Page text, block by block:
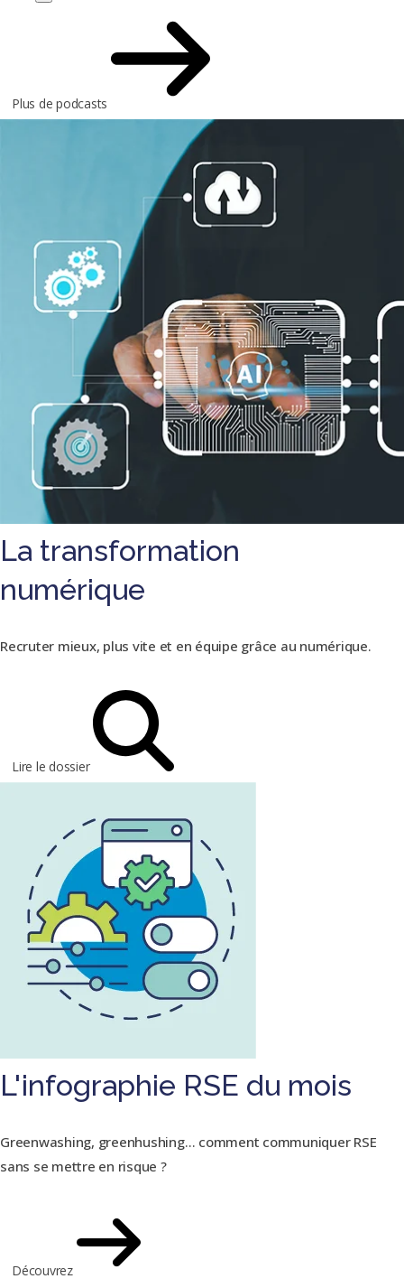
Plus de podcasts
La transformation
numérique
Recruter mieux, plus vite et en équipe grâce au numérique.
Lire le dossier
L'infographie RSE du mois
Greenwashing, greenhushing… comment communiquer RSE
sans se mettre en risque ?
Découvrez